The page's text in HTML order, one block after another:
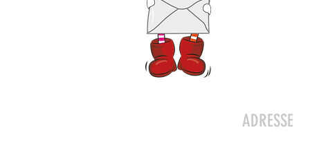
ADRESSE